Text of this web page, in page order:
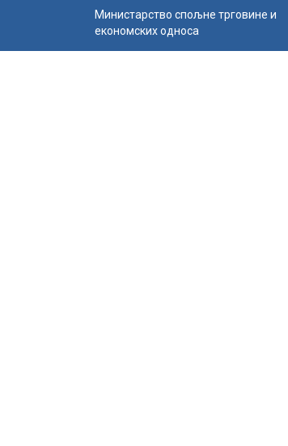
Министарство спољне трговине и
економских односа